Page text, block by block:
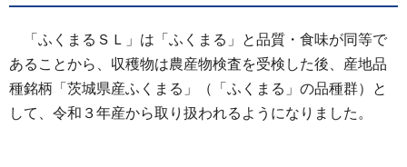
「ふくまるＳＬ」は「ふくまる」と品質・食味が同等で
あることから、収穫物は農産物検査を受検した後、産地品
種銘柄「茨城県産ふくまる」（「ふくまる」の品種群）と
して、令和３年産から取り扱われるようになりました。